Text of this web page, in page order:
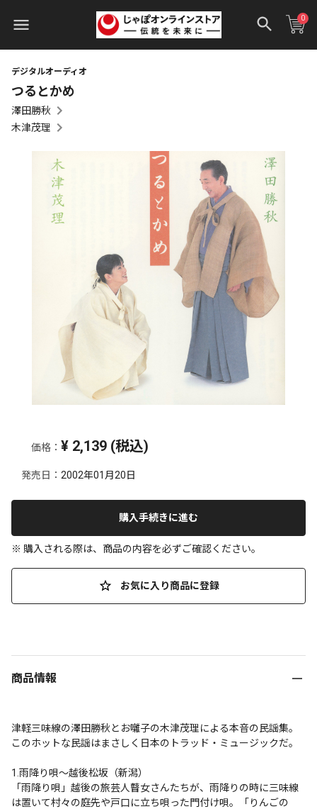
0
デジタルオーディオ
つるとかめ
澤田勝秋
木津茂理
価格： ¥ 2,139 (税込)
発売日： 2002年01月20日
購入手続きに進む
※ 購入される際は、商品の内容を必ずご確認ください。
お気に入り商品に登録
商品情報
津軽三味線の澤田勝秋とお囃子の木津茂理による本音の民謡集。
このホットな民謡はまさしく日本のトラッド・ミュージックだ。
1.雨降り唄～越後松坂（新潟）
「雨降り唄」越後の旅芸人瞽女さんたちが、雨降りの時に三味線
は置いて村々の庭先や戸口に立ち唄った門付け唄。「りんごの